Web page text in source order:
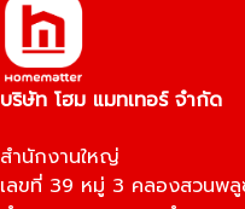
บริษัท โฮม แมทเทอร์ จำกัด
สำนักงานใหญ่
เลขที่ 39 หมู่ 3 คลองสวนพ